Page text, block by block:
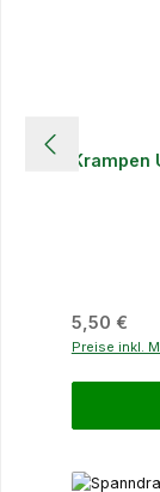
Regulärer
5,50 €
Preise inkl.